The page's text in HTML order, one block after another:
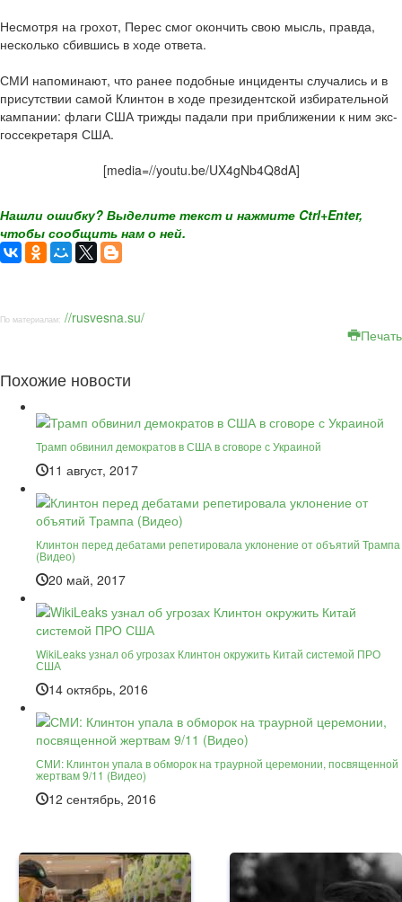
Несмотря на грохот, Перес смог окончить свою мысль, правда,
несколько сбившись в ходе ответа.
СМИ напоминают, что ранее подобные инциденты случались и в
присутствии самой Клинтон в ходе президентской избирательной
кампании: флаги США трижды падали при приближении к ним экс-
госсекретаря США.
[media=//youtu.be/UX4gNb4Q8dA]
Нашли ошибку? Выделите текст и нажмите Ctrl+Enter,
чтобы сообщить нам о ней.
По материалам: //rusvesna.su/
Печать
Похожие новости
Трамп обвинил демократов в США в сговоре с Украиной
11 август, 2017
Клинтон перед дебатами репетировала уклонение от объятий Трампа
(Видео)
20 май, 2017
WikiLeaks узнал об угрозах Клинтон окружить Китай системой ПРО
США
14 октябрь, 2016
СМИ: Клинтон упала в обморок на траурной церемонии, посвященной
жертвам 9/11 (Видео)
12 сентябрь, 2016